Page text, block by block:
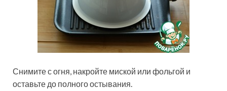
Снимите с огня, накройте миской или фольгой и
оставьте до полного остывания.